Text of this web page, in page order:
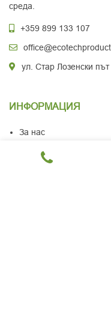
среда.
+359 899 133 107
ул. Стар Лозенски
ИНФОРМАЦИЯ
За нас
Услуги